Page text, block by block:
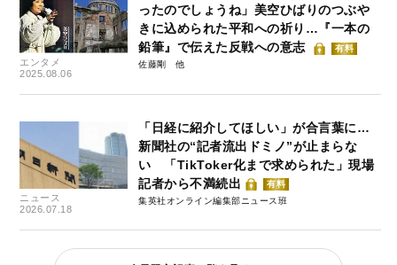
エンタメ
2025.08.06
ったのでしょうね」美空ひばりのつぶや
きに込められた平和への祈り…『一本の
鉛筆』で伝えた反戦への意志
有料
佐藤剛
ニュース
2026.07.18
「日経に紹介してほしい」が合言葉に…
新聞社の“記者流出ドミノ”が止まらな
い 「TikToker化まで求められた」現場
記者から不満続出
有料
集英社オンライン編集部ニュース班